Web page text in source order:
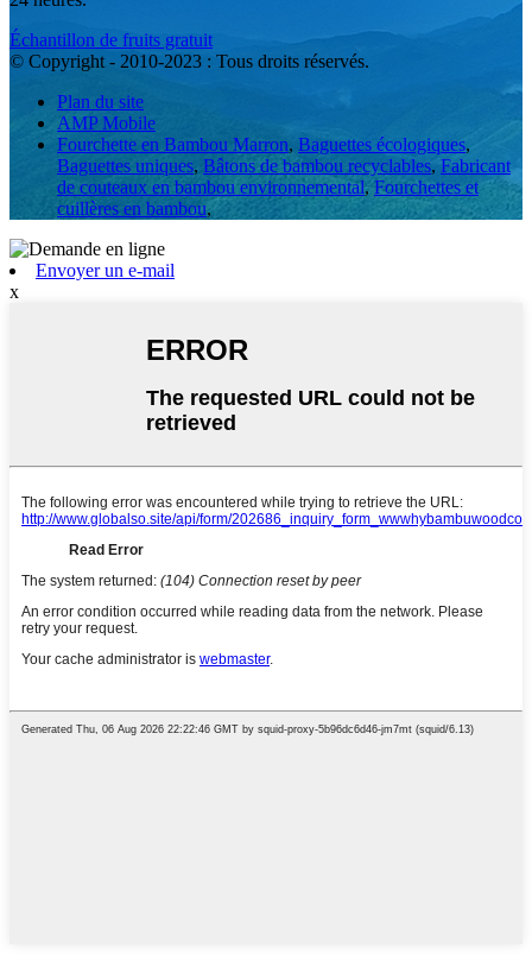
Échantillon de fruits gratuit
© Copyright - 2010-2023 : Tous droits réservés.
Plan du site
AMP Mobile
Fourchette en Bambou Marron, Baguettes écologiques,
Baguettes uniques, Bâtons de bambou recyclables, Fabricant
de couteaux en bambou environnemental,Fourchettes et
cuillères en bambou,
Envoyer un e-mail
x